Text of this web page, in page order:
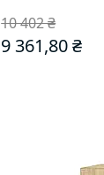
10 402 ₴
9 361,80 ₴